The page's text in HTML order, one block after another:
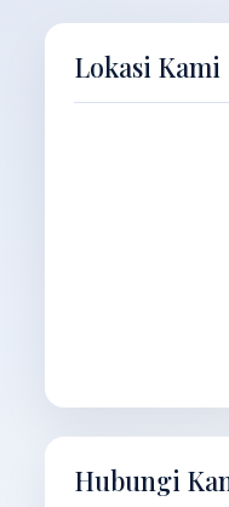
Lokasi Kami
Hubungi